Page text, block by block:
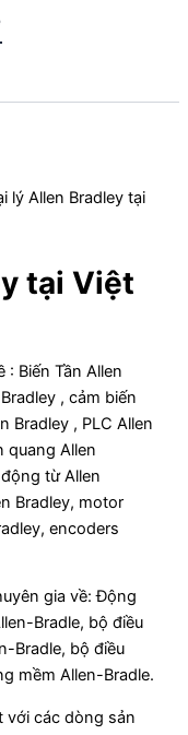
lý Allen Bradley tại
tại Việt
: Biến Tần Allen
, cảm biến
Bradley , PLC Allen
quang Allen
từ Allen
Bradley, motor
encoders
gia về: Động
Bradle, bộ điều
Bradle, bộ điều
mềm Allen-Bradle.
với các dòng sản